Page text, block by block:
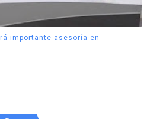
importante asesoría en